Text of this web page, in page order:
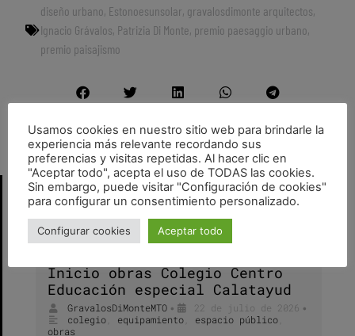
diseño urbano, Estonoesunsolar, gravalosdimonte arquitectos,
Ignacio Grávalos, Patrizia Di Monte, premio paesaggio urbano,
premio paisajismo
Gràvalos Di Monte arquitectos os desean un feliz 2011
more...
Inicio obras Colegio Centro
Educación especial Calatayud
GravalosDiMonteMTO • 22 de julio de 2026 •
colegio equipamiento espacio público
obras
Usamos cookies en nuestro sitio web para brindarle la
experiencia más relevante recordando sus
preferencias y visitas repetidas. Al hacer clic en
"Aceptar todo", acepta el uso de TODAS las cookies.
Sin embargo, puede visitar "Configuración de cookies"
para configurar un consentimiento personalizado.
Configurar cookies Aceptar todo